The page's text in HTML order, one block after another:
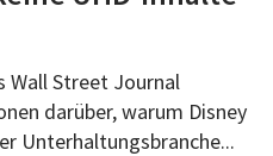
Wall Street Journal
darüber, warum Disney
Unterhaltungsbranche...